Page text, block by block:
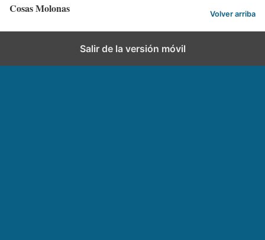
Cosas Molonas Volver arriba
Salir de la versión móvil